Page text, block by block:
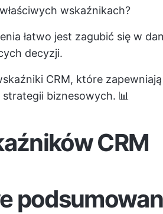
wskaźnikach?
łatwo jest zagubić się w
decyzji.
CRM, które
biznesowych. 📊
CRM